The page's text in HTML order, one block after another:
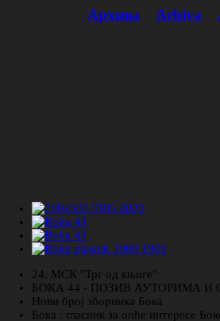
Архива Arhiva
24. МСК "Трг од књиге"
БОКА 44 - ПОЗИВ АУТОРИМА И
Нови број зборника Бока
Бока : гласник за опће интересе